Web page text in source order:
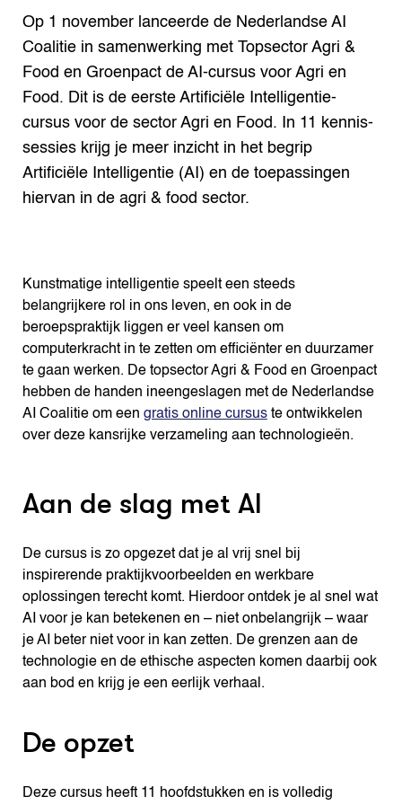
Op 1 november lanceerde de Nederlandse AI
Coalitie in samenwerking met Topsector Agri &
Food en Groenpact de AI-cursus voor Agri en
Food. Dit is de eerste Artificiële Intelligentie-
cursus voor de sector Agri en Food. In 11 kennis-
sessies krijg je meer inzicht in het begrip
Artificiële Intelligentie (AI) en de toepassingen
hiervan in de agri & food sector.
Kunstmatige intelligentie speelt een steeds
belangrijkere rol in ons leven, en ook in de
beroepspraktijk liggen er veel kansen om
computerkracht in te zetten om efficiënter en duurzamer
te gaan werken. De topsector Agri & Food en Groenpact
hebben de handen ineengeslagen met de Nederlandse
AI Coalitie om een gratis online cursuste ontwikkelen
over deze kansrijke verzameling aan technologieën.
Aan de slag met AI
De cursus is zo opgezet dat je al vrij snel bij
inspirerende praktijkvoorbeelden en werkbare
oplossingen terecht komt. Hierdoor ontdek je al snel wat
AI voor je kan betekenen en – niet onbelangrijk – waar
je AI beter niet voor in kan zetten. De grenzen aan de
technologie en de ethische aspecten komen daarbij ook
aan bod en krijg je een eerlijk verhaal.
De opzet
Deze cursus heeft 11 hoofdstukken en is volledig